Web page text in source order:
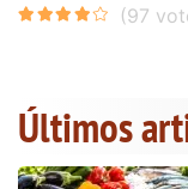
Últimos